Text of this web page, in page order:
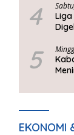
4
5
EKONOMI